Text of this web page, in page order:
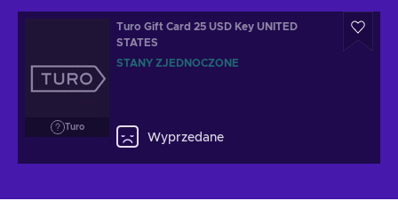
Turo
Turo Gift Card 25 USD Key UNITED
STATES
STANY ZJEDNOCZONE
Wyprzedane